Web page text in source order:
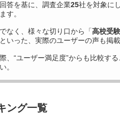
答を基に、調査企業25社を対象に
す。
なく、様々な切り口から「高校受
いった、実際のユーザーの声も掲載
、“ユーザー満足度”からも比較する
。
ング一覧